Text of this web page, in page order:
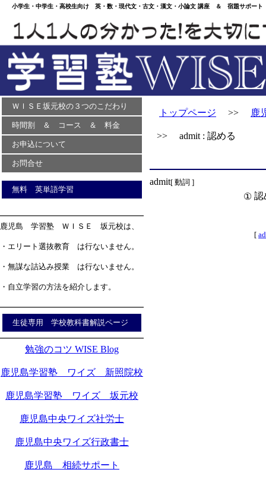
小学生・中学生・高校生向け 英・数・現代文・古文・漢文・小論文 講座 ＆ 宿題サポー
ＷＩＳＥ坂元校の３つのこだわり
時間割 ＆ コース ＆ 料金
お申込について
お問合せ
無料 英単語学習
鹿児島 学習塾 ＷＩＳＥ 坂元校は、
・エリート選抜教育 は行ないません。
・無謀な詰込み授業 は行ないません。
・自立学習の方法を紹介します。
生徒専用 学校教科書解説ページ
勉強のコツ WISE Blog
鹿児島学習塾 ワイズ 新照院校
鹿児島学習塾 ワイズ 坂元校
鹿児島中央ワイズ社労士
鹿児島中央ワイズ行政書士
鹿児島 相続サポート
トップページ >> 鹿
>> admit : 認める
admit[ 動詞 ]
① 認
[